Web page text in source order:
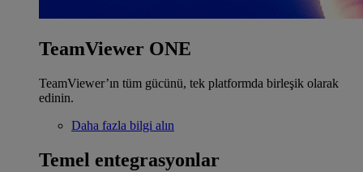
TeamViewer ONE
TeamViewer’ın tüm gücünü, tek platformda birleşik olarak
edinin.
Daha fazla bilgi alın
Temel entegrasyonlar